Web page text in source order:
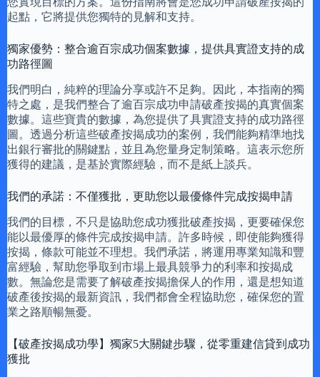
起點，它將提供您獨特的見解和支持。
獨家優勢：整合逾百宗成功個案數據，提供具實證支持的成
功路徑圖
我們明白，純粹的理論分享或許不足夠。因此，本指南的獨
特之處，是我們整合了逾百宗成功申請破產按揭的真實個案
數據。這些寶貴的數據，為您提供了具實證支持的成功路徑
圖。透過分析這些破產按揭成功的案例，我們能夠精準地找
出銀行審批的關鍵點，並且為您量身定制策略。這表示您所
獲得的建議，是基於實際經驗，而不是紙上談兵。
我們的承諾：不僅獲批，更助您以最優條件完成按揭申請
我們的目標，不只是協助您成功獲批破產按揭，更要確保您
能以最優厚的條件完成按揭申請。許多時候，即使能夠獲得
按揭，條款可能並不理想。我們承諾，將運用專業知識和豐
富經驗，幫助您爭取到市場上最具競爭力的利率和按揭成
數。無論您是需要了解破產按揭擔保人的作用，還是想知道
破產後按揭的最新資訊，我們都會全程協助您，確保您的置
業之路順暢無憂。
【破產按揭成功學】獨家5大關鍵步驟，從零重建信貸到成功
獲批